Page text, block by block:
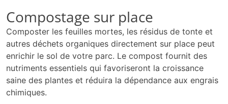
Compostage sur place
Composter les feuilles mortes, les résidus de tonte et
autres déchets organiques directement sur place peut
enrichir le sol de votre parc. Le compost fournit des
nutriments essentiels qui favoriseront la croissance
saine des plantes et réduira la dépendance aux engrais
chimiques.